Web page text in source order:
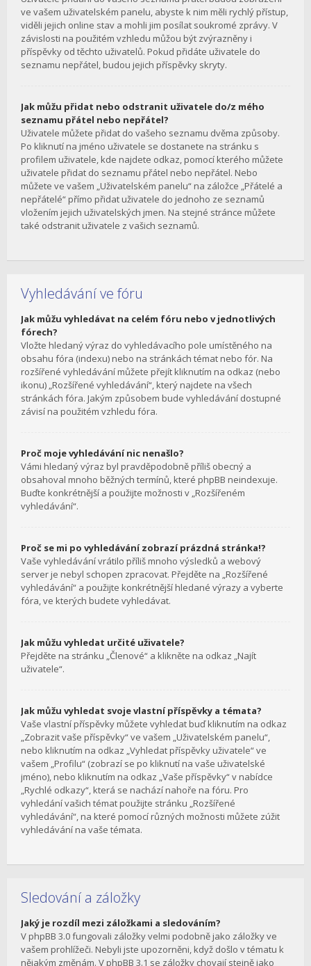
ve vašem uživatelském panelu, abyste k nim měli rychlý přístup,
viděli jejich online stav a mohli jim posílat soukromé zprávy. V
závislosti na použitém vzhledu můžou být zvýrazněny i
příspěvky od těchto uživatelů. Pokud přidáte uživatele do
seznamu nepřátel, budou jejich příspěvky skryty.
Jak můžu přidat nebo odstranit uživatele do/z mého
seznamu přátel nebo nepřátel?
Uživatele můžete přidat do vašeho seznamu dvěma způsoby.
Po kliknutí na jméno uživatele se dostanete na stránku s
profilem uživatele, kde najdete odkaz, pomocí kterého můžete
uživatele přidat do seznamu přátel nebo nepřátel. Nebo
můžete ve vašem „Uživatelském panelu“ na záložce „Přátelé a
nepřátelé“ přímo přidat uživatele do jednoho ze seznamů
vložením jejich uživatelských jmen. Na stejné stránce můžete
také odstranit uživatele z vašich seznamů.
Vyhledávání ve fóru
Jak můžu vyhledávat na celém fóru nebo v jednotlivých
fórech?
Vložte hledaný výraz do vyhledávacího pole umístěného na
obsahu fóra (indexu) nebo na stránkách témat nebo fór. Na
rozšířené vyhledávání můžete přejít kliknutím na odkaz (nebo
ikonu) „Rozšířené vyhledávání“, který najdete na všech
stránkách fóra. Jakým způsobem bude vyhledávání dostupné
závisí na použitém vzhledu fóra.
Proč moje vyhledávání nic nenašlo?
Vámi hledaný výraz byl pravděpodobně příliš obecný a
obsahoval mnoho běžných termínů, které phpBB neindexuje.
Buďte konkrétnější a použijte možnosti v „Rozšířeném
vyhledávání“.
Proč se mi po vyhledávání zobrazí prázdná stránka!?
Vaše vyhledávání vrátilo příliš mnoho výsledků a webový
server je nebyl schopen zpracovat. Přejděte na „Rozšířené
vyhledávání“ a použijte konkrétnější hledané výrazy a vyberte
fóra, ve kterých budete vyhledávat.
Jak můžu vyhledat určité uživatele?
Přejděte na stránku „Členové“ a klikněte na odkaz „Najít
uživatele“.
Jak můžu vyhledat svoje vlastní příspěvky a témata?
Vaše vlastní příspěvky můžete vyhledat buď kliknutím na odkaz
„Zobrazit vaše příspěvky“ ve vašem „Uživatelském panelu“,
nebo kliknutím na odkaz „Vyhledat příspěvky uživatele“ ve
vašem „Profilu“ (zobrazí se po kliknutí na vaše uživatelské
jméno), nebo kliknutím na odkaz „Vaše příspěvky“ v nabídce
„Rychlé odkazy“, která se nachází nahoře na fóru. Pro
vyhledání vašich témat použijte stránku „Rozšířené
vyhledávání“, na které pomocí různých možnosti můžete zúžit
vyhledávání na vaše témata.
Sledování a záložky
Jaký je rozdíl mezi záložkami a sledováním?
V phpBB 3.0 fungovali záložky velmi podobně jako záložky ve
vašem prohlížeči. Nebyli jste upozorněni, když došlo v tématu k
nějakým změnám. V phpBB 3.1 se záložky chovají stejně jako